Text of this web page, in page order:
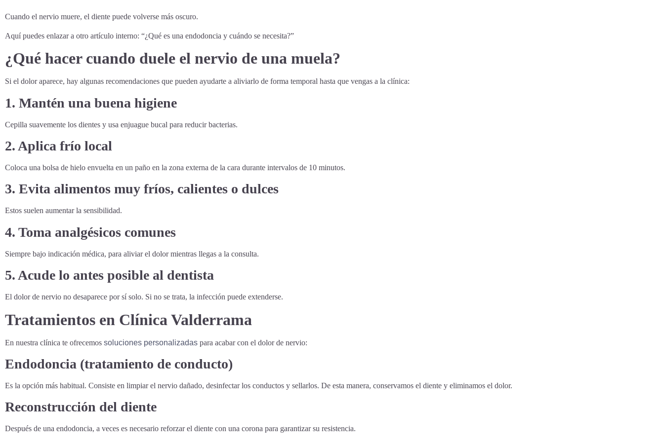
Cuando el nervio muere, el diente puede volverse más oscuro.
Aquí puedes enlazar a otro artículo interno: “¿Qué es una endodoncia y cuándo se necesita?”
¿Qué hacer cuando duele el nervio de una muela?
Si el dolor aparece, hay algunas recomendaciones que pueden ayudarte a aliviarlo de forma temporal hasta que vengas a la clínica:
1. Mantén una buena higiene
Cepilla suavemente los dientes y usa enjuague bucal para reducir bacterias.
2. Aplica frío local
Coloca una bolsa de hielo envuelta en un paño en la zona externa de la cara durante intervalos de 10 minutos.
3. Evita alimentos muy fríos, calientes o dulces
Estos suelen aumentar la sensibilidad.
4. Toma analgésicos comunes
Siempre bajo indicación médica, para aliviar el dolor mientras llegas a la consulta.
5. Acude lo antes posible al dentista
El dolor de nervio no desaparece por sí solo. Si no se trata, la infección puede extenderse.
Tratamientos en Clínica Valderrama
En nuestra clínica te ofrecemos soluciones personalizadas para acabar con el dolor de nervio:
Endodoncia (tratamiento de conducto)
Es la opción más habitual. Consiste en limpiar el nervio dañado, desinfectar los conductos y sellarlos. De esta manera, conservamos el diente y eliminamos el dolor.
Reconstrucción del diente
Después de una endodoncia, a veces es necesario reforzar el diente con una corona para garantizar su resistencia.